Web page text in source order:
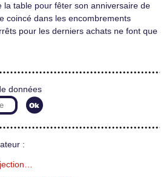
la table pour fêter son anniversaire de
coincé dans les encombrements
pour les derniers achats ne font que
données
: